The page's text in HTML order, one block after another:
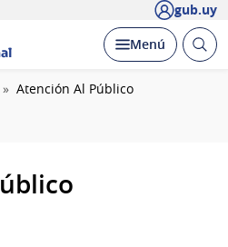
gub.uy
Desplegar
Menú Abrir
Atención Al Público